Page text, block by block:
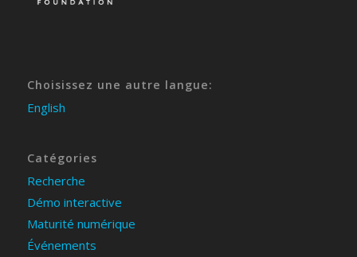
Choisissez une autre langue:
English
Catégories
Recherche
Démo interactive
Maturité numérique
Événements